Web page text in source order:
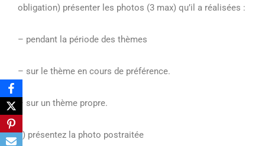
obligation) présenter les photos (3 max) qu’il a réalisées :
– pendant la période des thèmes
– sur le thème en cours de préférence.
– sur un thème propre.
1) présentez la photo postraitée